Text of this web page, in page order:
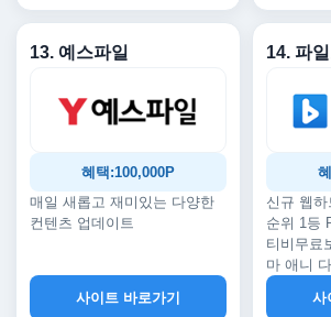
13. 예스파일
혜택:100,000P
매일 새롭고 재미있는 다양한
컨텐츠 업데이트
사이트 바로가기
14. 파
신규 웹
순위 1등
티비무료
마 애니
사